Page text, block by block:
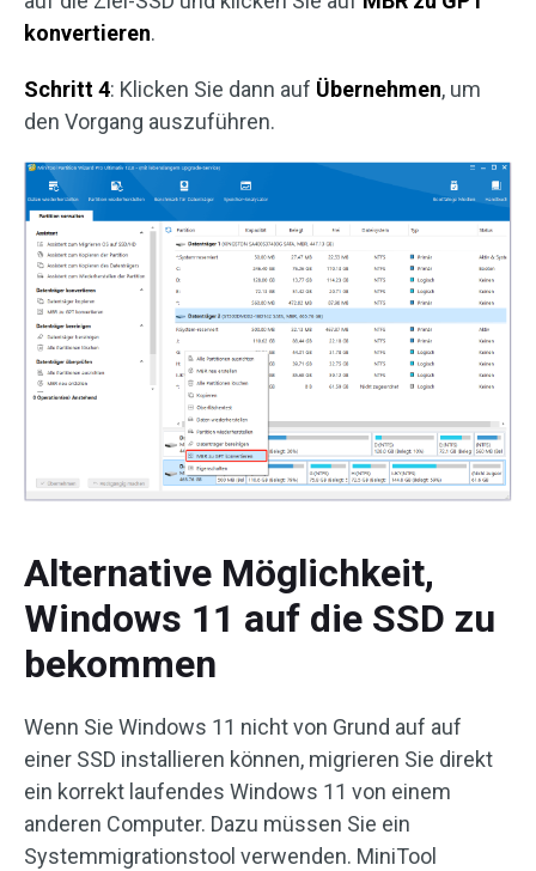
konvertieren.
Schritt 4: Klicken Sie dann auf Übernehmen, um
den Vorgang auszuführen.
Alternative Möglichkeit,
Windows 11 auf die SSD zu
bekommen
Wenn Sie Windows 11 nicht von Grund auf auf
einer SSD installieren können, migrieren Sie direkt
ein korrekt laufendes Windows 11 von einem
anderen Computer. Dazu müssen Sie ein
Systemmigrationstool verwenden. MiniTool